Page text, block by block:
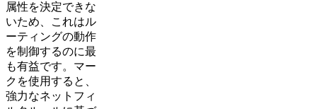
属性を決定できな
いため、これはル
ーティングの動作
を制御するのに最
も有益です。マー
クを使用すると、
強力なネットフィ